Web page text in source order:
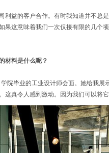
益的客户合作。有时我知道并不总
果这意味着我们一次仅接有限的几个
料是什么呢？
毕业的工业设计师会面。她给我展
这真令人感到激动。因为我们可以将